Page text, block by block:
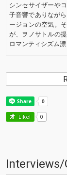
シンセサイザーや
子音響でありなが
ージョンの空気。
が、ヲノサトルの
ロマンティシズム
Like! 0